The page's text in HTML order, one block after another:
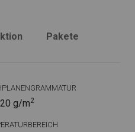
Pakete
g/m2